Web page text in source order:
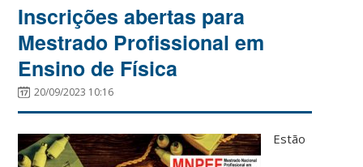
Inscrições abertas para
Mestrado Profissional em
Ensino de Física
20/09/2023 10:16
Estão